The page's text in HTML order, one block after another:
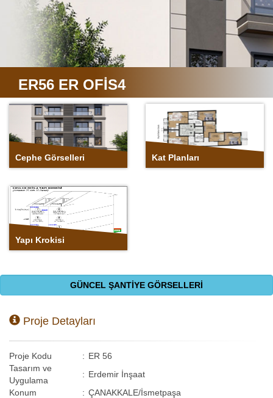
ER56 ER OFİS4
Cephe Görselleri
Cephe
Görselleri
Kat Planları
Yapı Krokisi
Yapı Krokisi
GÜNCEL ŞANTİYE GÖRSELLERİ
Proje Detayları
Proje Kodu : ER 56
Tasarım ve
Uygulama
: Erdemir İnşaat
Konum
: ÇANAKKALE/İsmetpaşa